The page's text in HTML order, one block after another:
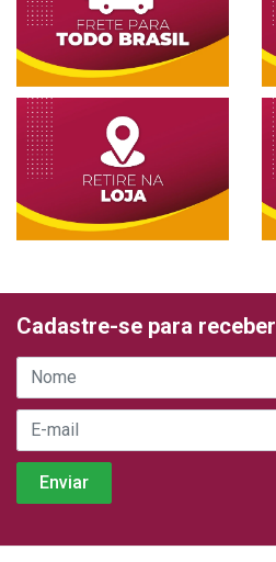
Cadastre-se para